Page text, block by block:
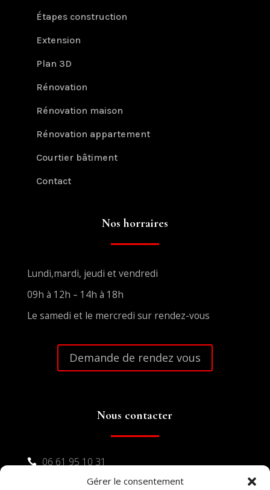
Gérer le consentement
Étapes construction
Extension
Plan 3D
Rénovation
Rénovation maison
Rénovation appartement
Courtier bâtiment
Contact
Nos horraires
Lundi,mardi, jeudi et vendredi
09h à 12h – 14h à 18h
Le samedi et le mercredi sur rendez-vous
Demande de rendez vous
Nous contacter
 06 61 95 10 31
04 48 17 16 23